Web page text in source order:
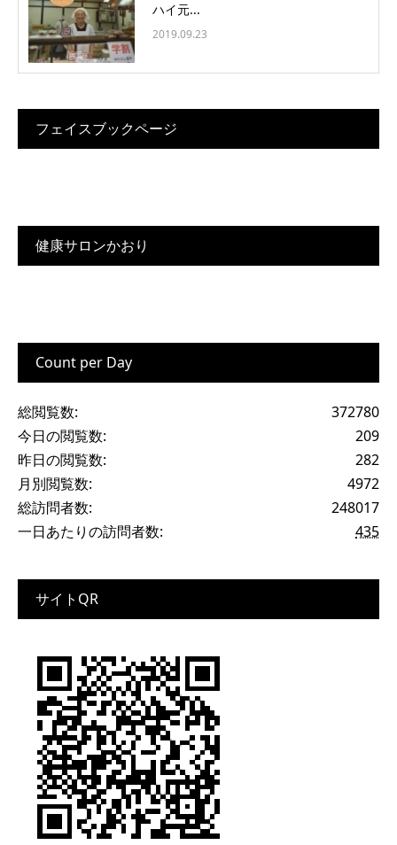
ハイ元...
2019.09.23
フェイスブックページ
健康サロンかおり
Count per Day
372780
総閲覧数:
209
今日の閲覧数:
282
昨日の閲覧数:
4972
月別閲覧数:
248017
総訪問者数:
435
一日あたりの訪問者数:
サイトQR